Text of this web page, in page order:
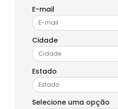
E-mail
Cidade
Estado
Selecione uma opção